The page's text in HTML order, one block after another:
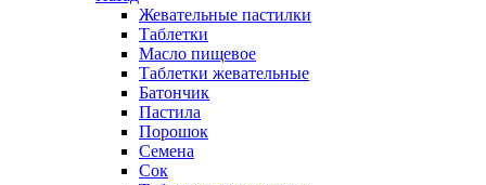
Жевательные пастилки
Таблетки
Масло пищевое
Таблетки жевательные
Батончик
Пастила
Порошок
Семена
Сок